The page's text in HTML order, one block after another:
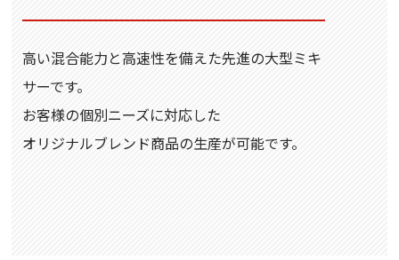
⾼い混合能⼒と⾼速性を備えた先進の⼤型ミキ
サーです。
お客様の個別ニーズに対応した
オリジナルブレンド商品の⽣産が可能です。